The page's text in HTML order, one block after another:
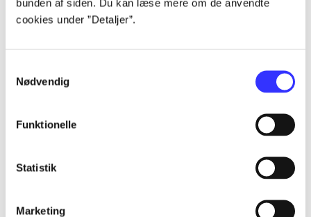
bunden af siden. Du kan læse mere om de anvendte
cookies under ”Detaljer”.
Nødvendig
Funktionelle
Statistik
Marketing
Alle registrerede artikler fordelt på udgivelser